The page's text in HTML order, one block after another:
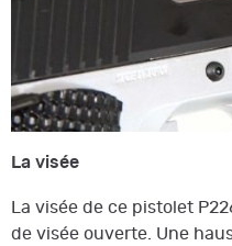
La visée
La visée de ce pistolet
de visée ouverte. Une